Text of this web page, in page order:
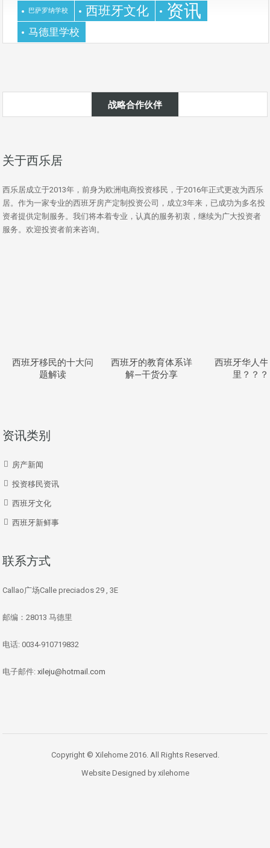
巴萨罗纳学校 西班牙文化 资讯
马德里学校
战略合作伙伴
关于西乐居
西乐居成立于2013年，前身为欧洲电商投资移民，于2016年正式更改为西乐
居。作为一家专业的西班牙房产定制投资公司，成立3年来，已成功为多名投
资者提供定制服务。我们将本着专业，认真的服务初衷，继续为广大投资者
服务。欢迎投资者前来咨询。
西班牙移民的十大问
题解读
西班牙的教育体系详
解—干货分享
西班牙华人
里？？？
资讯类别
房产新闻
投资移民资讯
西班牙文化
西班牙新鲜事
联系方式
Callao广场Calle preciados 29 , 3E
邮编：28013 马德里
电话: 0034-910719832
电子邮件: xileju@hotmail.com
Copyright © Xilehome 2016. All Rights Reserved.
Website Designed by xilehome